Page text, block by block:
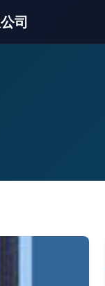
司